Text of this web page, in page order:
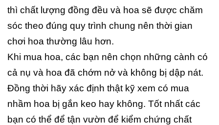
thì chất lượng đồng đều và hoa sẽ được chăm
sóc theo đúng quy trình chung nên thời gian
chơi hoa thường lâu hơn.
Khi mua hoa, các bạn nên chọn những cành có
cả nụ và hoa đã chớm nở và không bị dập nát.
Đồng thời hãy xác định thật kỹ xem có mua
nhầm hoa bị gắn keo hay không. Tốt nhất các
bạn có thể để tận vườn để kiểm chứng chất